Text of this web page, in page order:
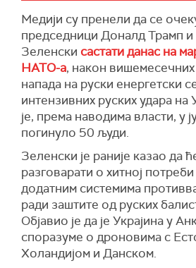
Начелник војне
Тимур Ткаченко, објавио је
погинула једна жена.
У Свјатошину, пожар је
зграду и складиште, а две
Гаражна задруга је горела на
Пожар је угашен. Управна
такође оштећени услед
У Десњанском округу избио
складиштима.
(Укринформ)
Медији су пренели да се
председници Доналд Трамп
Зеленски састати данас на
НАТО-a, након вишемесечних
напада на руски енергетски
интензивних руских удара на
је, према наводима власти, у
погинуло 50 људи.
Зеленски је раније казао да
разговарати о хитној
додатним системима
ради заштите од руских
Објавио је да је Украјина у
споразуме о дроновима с
Холандијом и Данском.